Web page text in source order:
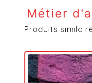
Métier
Produits